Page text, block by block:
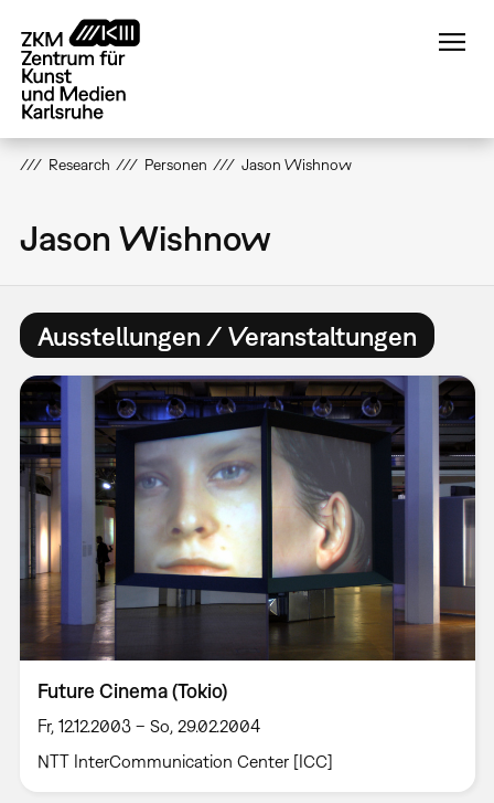
zum
Inhalt
Research Personen Jason Wishnow
Jason Wishnow
Ausstellungen / Veranstaltungen
Future Cinema (Tokio)
Fr, 12.12.2003 – So, 29.02.2004
NTT InterCommunication Center [ICC]